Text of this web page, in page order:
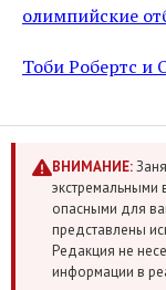
олимпийские
Тоби Робертс и
ВНИМАНИЕ:
экстремальными
опасными для
представлены
Редакция не
информации в